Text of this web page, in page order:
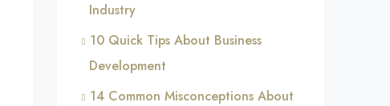
Industry
10 Quick Tips About Business
Development
14 Common Misconceptions About